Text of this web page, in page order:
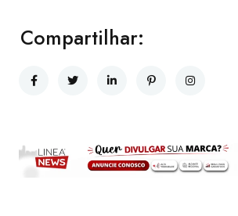
Compartilhar: